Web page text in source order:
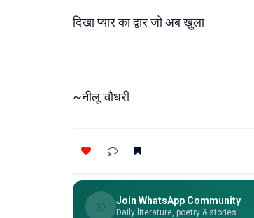
दिखा प्यार का द्वार जो अब खुला
~नीलू चौधरी
Join WhatsApp Community
Daily literature, poetry & stories